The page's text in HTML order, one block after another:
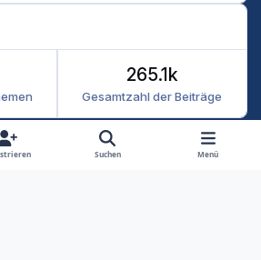
Gesamtzahl der Beiträge
265.1k
Suchen Menü